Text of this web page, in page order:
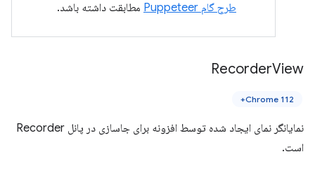
طرح گام Puppeteer
مطابقت داشته باشد.
RecorderView
Chrome 112+
نمایانگر نمای ایجاد شده توسط افزونه برای جاسازی در پانل Recorder
است.